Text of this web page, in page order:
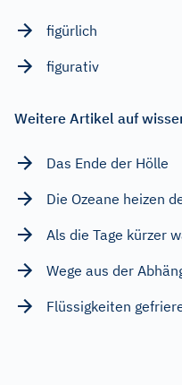
figürlich
figurativ
Weitere Artikel auf
Das Ende der Hölle
Die Ozeane heizen
Als die Tage kürzer
Wege aus der
Flüssigkeiten